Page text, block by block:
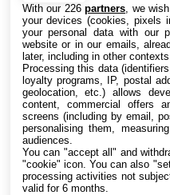
With our 226partners , we
your devices (cookies, pixels
your personal data with our
website or in our emails,
later, including in other contexts.
Processing this data
loyalty programs, IP, postal
geolocation, etc.) allows
content, commercial offers
screens (including by email,
personalising them,
audiences.
You can "accept all" and
"cookie" icon. You can also
processing activities not
valid for 6 months.